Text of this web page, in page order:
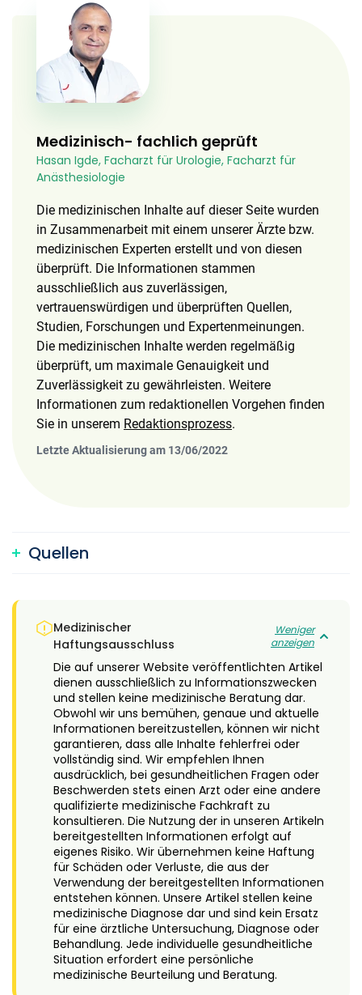
Medizinisch- fachlich geprüft
Hasan Igde, Facharzt für Urologie, Facharzt für
Anästhesiologie
Die medizinischen Inhalte auf dieser Seite wurden
in Zusammenarbeit mit einem unserer Ärzte bzw.
medizinischen Experten erstellt und von diesen
überprüft. Die Informationen stammen
ausschließlich aus zuverlässigen,
vertrauenswürdigen und überprüften Quellen,
Studien, Forschungen und Expertenmeinungen.
Die medizinischen Inhalte werden regelmäßig
überprüft, um maximale Genauigkeit und
Zuverlässigkeit zu gewährleisten. Weitere
Informationen zum redaktionellen Vorgehen finden
Sie in unserem Redaktionsprozess.
Letzte Aktualisierung am 13/06/2022
Quellen
Medizinischer
Haftungsausschluss
Weniger
anzeigen
Die auf unserer Website veröffentlichten Artikel
dienen ausschließlich zu Informationszwecken
und stellen keine medizinische Beratung dar.
Obwohl wir uns bemühen, genaue und aktuelle
Informationen bereitzustellen, können wir nicht
garantieren, dass alle Inhalte fehlerfrei oder
vollständig sind. Wir empfehlen Ihnen
ausdrücklich, bei gesundheitlichen Fragen oder
Beschwerden stets einen Arzt oder eine andere
qualifizierte medizinische Fachkraft zu
konsultieren. Die Nutzung der in unseren Artikeln
bereitgestellten Informationen erfolgt auf
eigenes Risiko. Wir übernehmen keine Haftung
für Schäden oder Verluste, die aus der
Verwendung der bereitgestellten Informationen
entstehen können. Unsere Artikel stellen keine
medizinische Diagnose dar und sind kein Ersatz
für eine ärztliche Untersuchung, Diagnose oder
Behandlung. Jede individuelle gesundheitliche
Situation erfordert eine persönliche
medizinische Beurteilung und Beratung.